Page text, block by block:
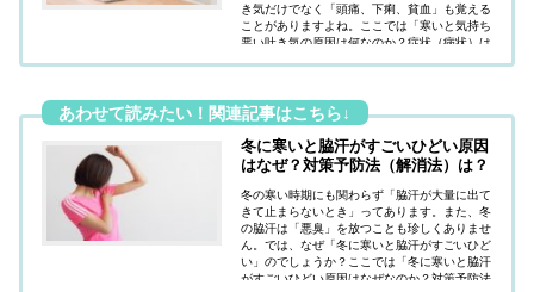
き気だけでなく「頭痛、下痢、貧血」も覚える
ことがありますよね。ここでは「寒いと気持ち
悪い吐き気の原因は何なのか？症状（病状）は
冬に寒いと脇汗がすごいひどい原因
はなぜ？対策予防法（解消法）は？
冬の寒い時期にも関わらず「脇汗が大量に出て
きて止まらないとき」ってあります。また、冬
の脇汗は「悪臭」を放つことも珍しくありませ
ん。では、なぜ「冬に寒いと脇汗がすごいひど
い」のでしょうか？ここでは「冬に寒いと脇汗
がすごいひどい原因はなぜなのか？対策予防法